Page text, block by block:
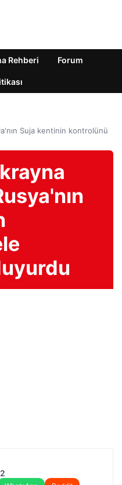
Rehberi Forum
Suja kentinin kontrolünü